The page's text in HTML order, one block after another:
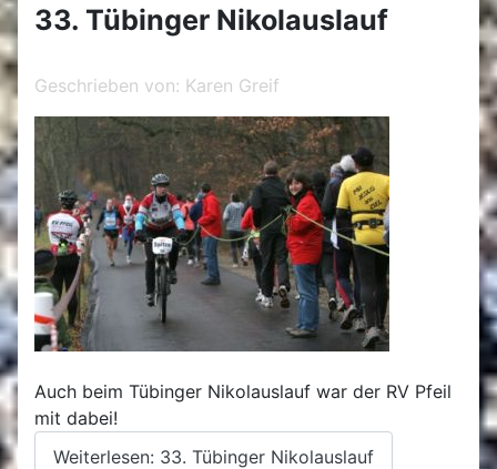
33. Tübinger Nikolauslauf
Geschrieben von: Karen Greif
Auch beim Tübinger Nikolauslauf war der RV Pfeil
mit dabei!
Weiterlesen: 33. Tübinger Nikolauslauf